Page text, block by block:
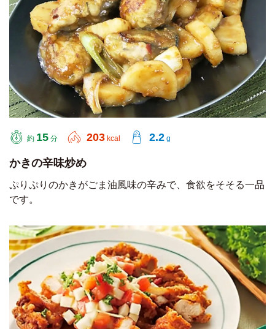
約 15 分 203 kcal 2.2 g
かきの辛味炒め
ぷりぷりのかきがごま油風味の辛みで、食欲をそそる一品
です。